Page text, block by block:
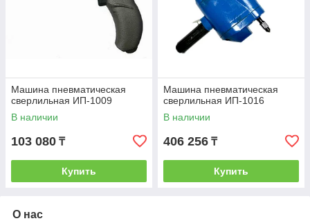
Машина пневматическая
сверлильная ИП-1009
В наличии
103 080 ₸
Купить
Машина пневматическая
сверлильная ИП-1016
В наличии
406 256 ₸
Купить
О нас